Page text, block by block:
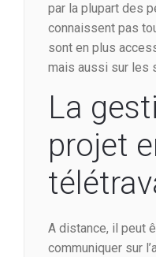
par la plupart des
connaissent pas
sont en plus
mais aussi sur les
La
projet
A distance, il peut
communiquer sur